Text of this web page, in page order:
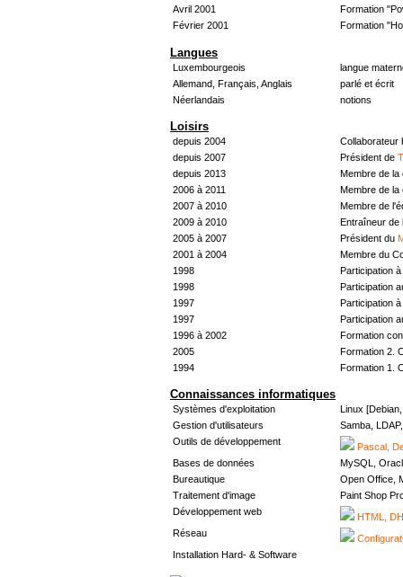
Avril 2001
Formation
Février 2001
Formation
Langues
Luxembourgeois
langue
Allemand, Français, Anglais
parlé et écrit
Néerlandais
notions
Loisirs
depuis 2004
Collaborateur
depuis 2007
Président de
depuis 2013
Membre de
2006 à 2011
Membre de
2007 à 2010
Membre de
2009 à 2010
Entraîneur de
2005 à 2007
Président du
2001 à 2004
Membre du
1998
Participation à
1998
Participation
1997
Participation à
1997
Participation
1996 à 2002
Formation
2005
Formation 2.
1994
Formation 1.
Connaissances informatiques
Systèmes d'exploitation
Linux
Gestion d'utilisateurs
Samba,
Outils de développement
Pascal,
Bases de données
MySQL,
Bureautique
Open Office,
Traitement d'image
Paint Shop
Développement web
HTML,
Réseau
Installation Hard- & Software